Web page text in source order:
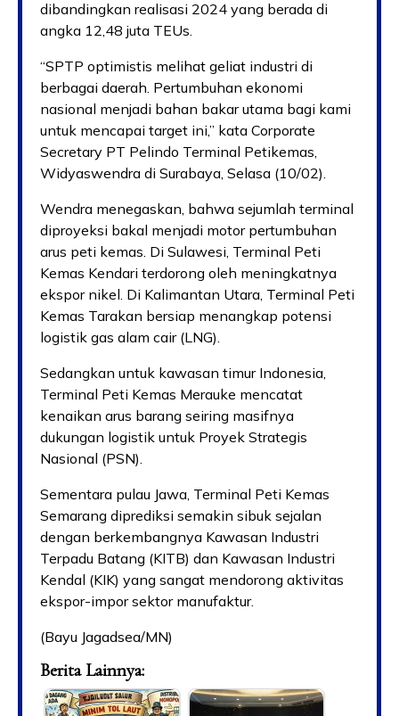
dibandingkan realisasi 2024 yang berada di
angka 12,48 juta TEUs.
“SPTP optimistis melihat geliat industri di
berbagai daerah. Pertumbuhan ekonomi
nasional menjadi bahan bakar utama bagi kami
untuk mencapai target ini,” kata Corporate
Secretary PT Pelindo Terminal Petikemas,
Widyaswendra di Surabaya, Selasa (10/02).
Wendra menegaskan, bahwa sejumlah terminal
diproyeksi bakal menjadi motor pertumbuhan
arus peti kemas. Di Sulawesi, Terminal Peti
Kemas Kendari terdorong oleh meningkatnya
ekspor nikel. Di Kalimantan Utara, Terminal Peti
Kemas Tarakan bersiap menangkap potensi
logistik gas alam cair (LNG).
Sedangkan untuk kawasan timur Indonesia,
Terminal Peti Kemas Merauke mencatat
kenaikan arus barang seiring masifnya
dukungan logistik untuk Proyek Strategis
Nasional (PSN).
Sementara pulau Jawa, Terminal Peti Kemas
Semarang diprediksi semakin sibuk sejalan
dengan berkembangnya Kawasan Industri
Terpadu Batang (KITB) dan Kawasan Industri
Kendal (KIK) yang sangat mendorong aktivitas
ekspor-impor sektor manufaktur.
(Bayu Jagadsea/MN)
Berita Lainnya: